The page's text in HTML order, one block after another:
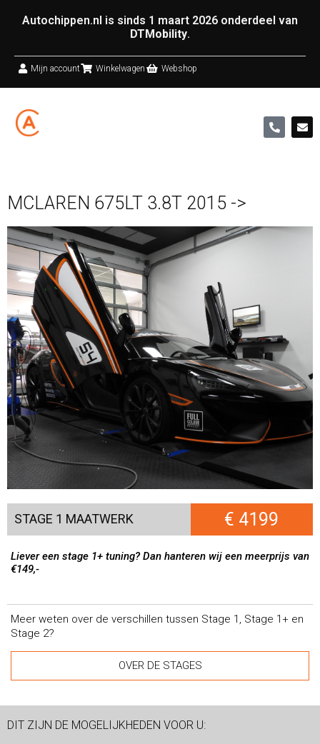
Autochippen.nl is sinds 1 maart 2026 onderdeel van
DTMobility.
Mijn account Winkelwagen Webshop
MCLAREN 675LT 3.8T 2015 ->
STAGE 1 MAATWERK € 4199
Liever een stage 1+ tuning? Dan hanteren wij een meerprijs van
€149,-
Meer weten over de verschillen tussen Stage 1, Stage 1+ en
Stage 2?
OVER DE STAGES
DIT ZIJN DE MOGELIJKHEDEN VOOR U: